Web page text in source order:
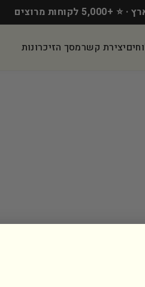
מרוצים
יצירת קשרמסך הזיכרונות